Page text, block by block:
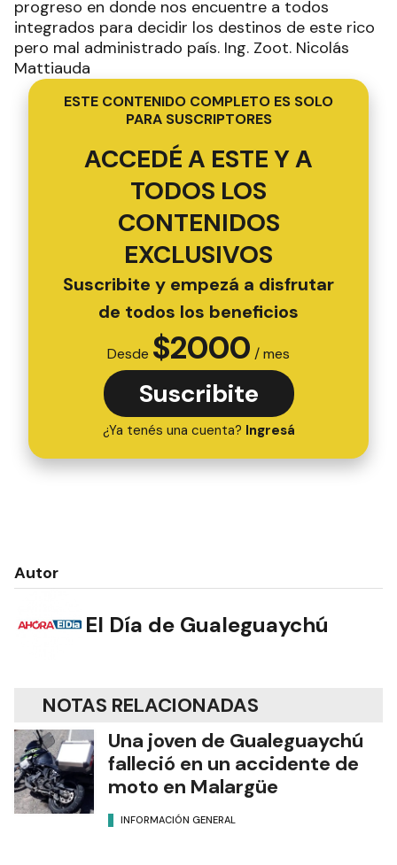
progreso en donde nos encuentre a todos
integrados para decidir los destinos de este rico
pero mal administrado país. Ing. Zoot. Nicolás
Mattiauda
ESTE CONTENIDO COMPLETO ES SOLO
PARA SUSCRIPTORES
ACCEDÉ A ESTE Y A
TODOS LOS
CONTENIDOS
EXCLUSIVOS
Suscribite y empezá a disfrutar
de todos los beneficios
Desde $2000 / mes
Suscribite
¿Ya tenés una cuenta? Ingresá
Autor
El Día de Gualeguaychú
NOTAS RELACIONADAS
Una joven de Gualeguaychú
falleció en un accidente de
moto en Malargüe
INFORMACIÓN GENERAL